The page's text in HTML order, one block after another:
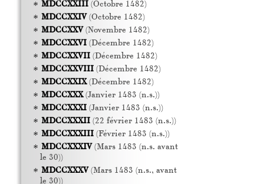
MDCCXXIII(Octobre 1482)
MDCCXXIV(Octobre 1482)
MDCCXXV(Novembre 1482)
MDCCXXVI(Décembre 1482)
MDCCXXVII(Décembre 1482)
MDCCXXVIII(Décembre 1482)
MDCCXXIX(Décembre 1482)
MDCCXXX(Janvier 1483 (n.s.))
MDCCXXXI(Janvier 1483 (n.s.))
MDCCXXXII(22 février 1483 (n.s.))
MDCCXXXIII(Février 1483 (n.s.))
MDCCXXXIV(Mars 1483 (n.s. avant
le 30))
MDCCXXXV(Mars 1483 (n.s., avant
le 30))